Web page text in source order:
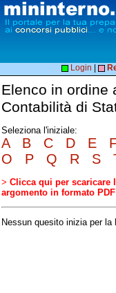
Login
Elenco in ordine
Contabilità di
Seleziona l'iniziale:
A B C D E
O
P Q R S
> Clicca qui per scaricare
argomento in formato
Nessun quesito inizia per la